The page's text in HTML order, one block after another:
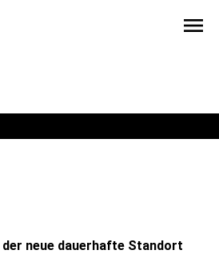
menu
neue dauerhafte Standort